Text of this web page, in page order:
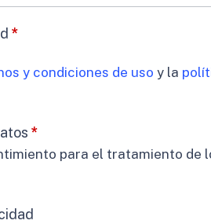
*
y condiciones de uso y la
*
para el tratamiento de